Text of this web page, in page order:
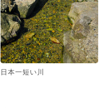
日本一短い川